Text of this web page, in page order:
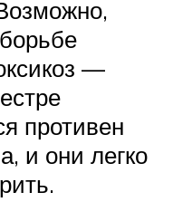
—
противен
и они легко